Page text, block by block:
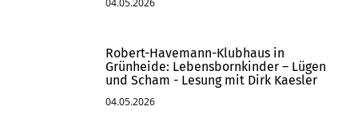
04.05.2026
Robert-Havemann-Klubhaus in
Grünheide: Lebensbornkinder – Lügen
und Scham - Lesung mit Dirk Kaesler
04.05.2026